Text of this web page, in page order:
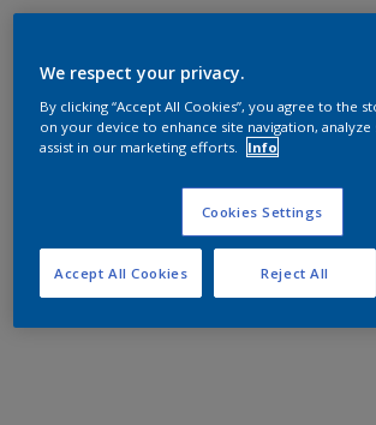
We respect your privacy.
By clicking “Accept All Cookies”, you agree to the
on your device to enhance site navigation, analyze
assist in our marketing efforts.
Info
Cookies Settings
Reject All
Accept All Cookies